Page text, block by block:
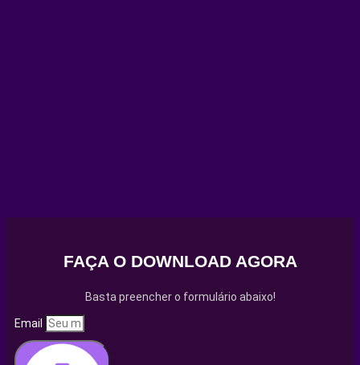
FAÇA O DOWNLOAD AGORA
Basta preencher o formulário abaixo!
Email